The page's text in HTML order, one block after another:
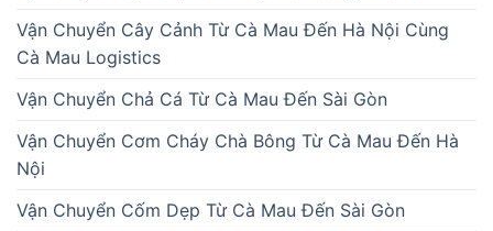
Vận Chuyển Cây Cảnh Từ Cà Mau Đến Hà Nội Cùng
Cà Mau Logistics
Vận Chuyển Chả Cá Từ Cà Mau Đến Sài Gòn
Vận Chuyển Cơm Cháy Chà Bông Từ Cà Mau Đến Hà
Nội
Vận Chuyển Cốm Dẹp Từ Cà Mau Đến Sài Gòn